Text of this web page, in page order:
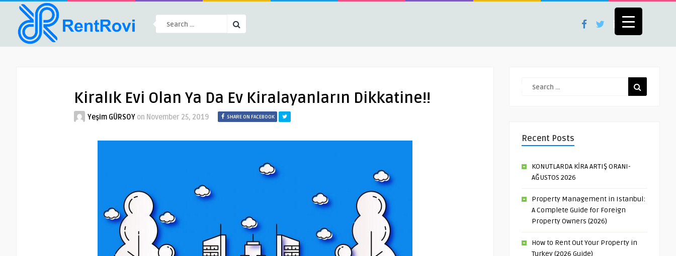
Kiralık Evi Olan Ya Da Ev Kiralayanların Dikkatine!!
Yeşim GÜRSOY on November 25, 2019 SHARE ON FACEBOOK
Recent Posts
KONUTLARDA KİRA ARTIŞ ORANI-
AĞUSTOS 2026
Property Management in Istanbul:
A Complete Guide for Foreign
Property Owners (2026)
How to Rent Out Your Property in
Turkey (2026 Guide)